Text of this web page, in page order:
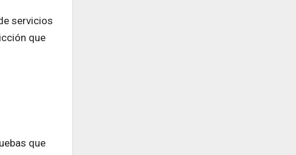
servicios
que
que